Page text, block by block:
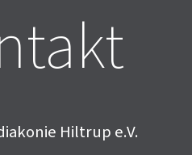
Hiltrup e.V.